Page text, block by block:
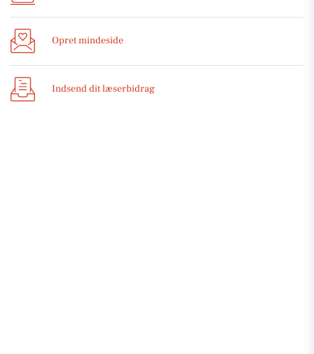
Opret mindeside
Indsend dit læserbidrag